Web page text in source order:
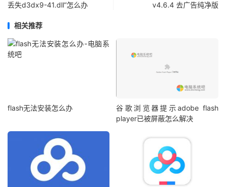
丢失d3dx9-41.dll”怎么办
v4.6.4 去广告纯净版
相关推荐
flash无法安装怎么办
谷歌浏览器提示adobe flash
player已被屏蔽怎么解决